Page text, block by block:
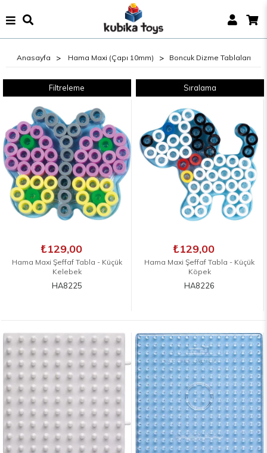
Anasayfa Hama Maxi (Çapı 10mm) Boncuk Dizme Tablaları
Filtreleme Sıralama
Hama Maxi Şeffaf Tabla - Küçük
Kelebek
HA8225
₺129,00
Hama Maxi Şeffaf Tabla - Küçük
Köpek
HA8226
₺129,00